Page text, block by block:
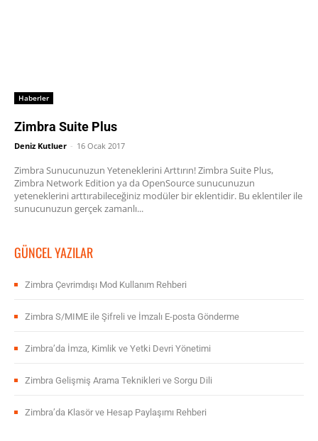
Haberler
Zimbra Suite Plus
Deniz Kutluer - 16 Ocak 2017
Zimbra Sunucunuzun Yeteneklerini Arttırın! Zimbra Suite Plus,
Zimbra Network Edition ya da OpenSource sunucunuzun
yeteneklerini arttırabileceğiniz modüler bir eklentidir. Bu eklentiler ile
sunucunuzun gerçek zamanlı...
GÜNCEL YAZILAR
Zimbra Çevrimdışı Mod Kullanım Rehberi
Zimbra S/MIME ile Şifreli ve İmzalı E-posta Gönderme
Zimbra’da İmza, Kimlik ve Yetki Devri Yönetimi
Zimbra Gelişmiş Arama Teknikleri ve Sorgu Dili
Zimbra’da Klasör ve Hesap Paylaşımı Rehberi